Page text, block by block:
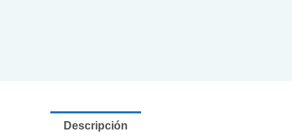
Descripción